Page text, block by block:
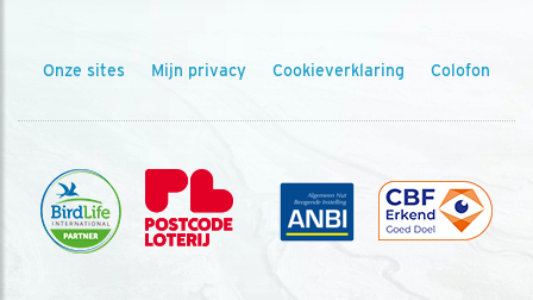
Onze sites Mijn privacy Cookieverklaring Colofon